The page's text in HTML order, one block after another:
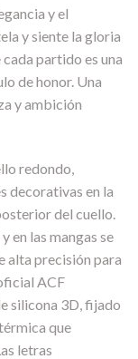
y el
y siente la gloria
cada partido es una
de honor. Una
y ambición
redondo,
decorativas en la
del cuello.
en las mangas se
alta precisión para
ACF
silicona 3D, fijado
que
letras